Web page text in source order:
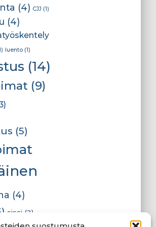
(4) CJJ (1)
(4)
luento (1)
(14)
(9)
(5)
(4)
sissi (2)